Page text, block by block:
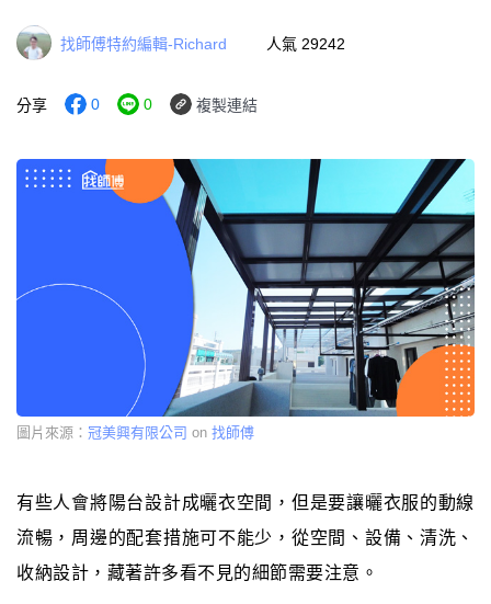
找師傅特約編輯-Richard 人氣 29242
分享 0 0 複製連結
圖片來源： 冠美興有限公司 on 找師傅
有些人會將陽台設計成曬衣空間，但是要讓曬衣服的動線
流暢，周邊的配套措施可不能少，從空間、設備、清洗、
收納設計，藏著許多看不見的細節需要注意。